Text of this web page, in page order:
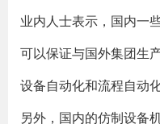
业内人士表示，国内一
可以保证与国外集团生
设备自动化和流程自动
另外，国内的仿制设备